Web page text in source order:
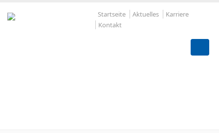
Startseite Aktuelles
Karriere
Kontakt